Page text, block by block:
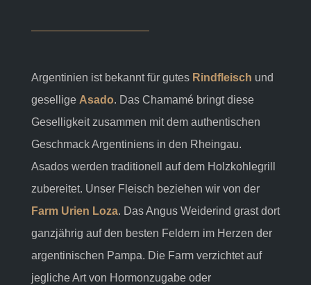
Argentinien ist bekannt für gutes Rindfleisch und
gesellige Asado. Das Chamamé bringt diese
Geselligkeit zusammen mit dem authentischen
Geschmack Argentiniens in den Rheingau.
Asados werden traditionell auf dem Holzkohlegrill
zubereitet. Unser Fleisch beziehen wir von der
Farm Urien Loza. Das Angus Weiderind grast dort
ganzjährig auf den besten Feldern im Herzen der
argentinischen Pampa. Die Farm verzichtet auf
jegliche Art von Hormonzugabe oder